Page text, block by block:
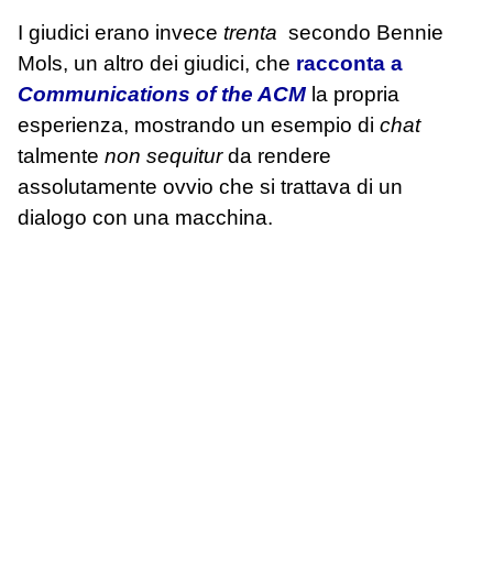
I giudici erano invece trenta secondo Bennie
Mols, un altro dei giudici, che racconta a
Communications of the ACM la propria
esperienza, mostrando un esempio di chat
talmente non sequiturda rendere
assolutamente ovvio che si trattava di un
dialogo con una macchina.